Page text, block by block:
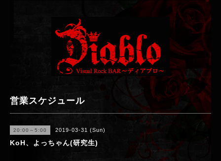
営業スケジュール
20:00～5:00 2019-03-31 (Sun)
KoH、よっちゃん(研究生)